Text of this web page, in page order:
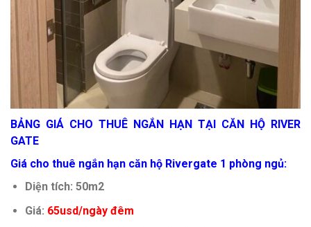
BẢNG GIÁ CHO THUÊ NGẮN HẠN TẠI CĂN HỘ RIVER
GATE
Giá cho thuê ngắn hạn căn hộ Rivergate 1 phòng ngủ:
Diện tích: 50m2
Giá: 65usd/ngày đêm